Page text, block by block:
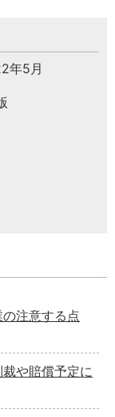
年5月
注意する点
や賠償予定に